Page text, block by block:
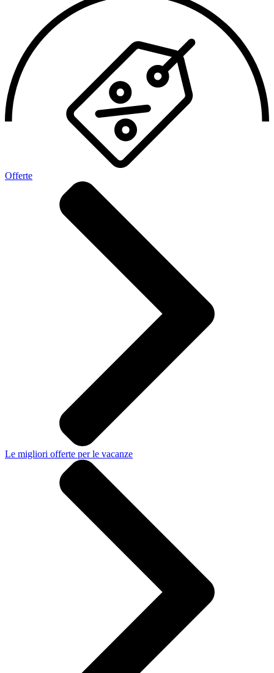
Offerte
Le migliori offerte per le vacanze